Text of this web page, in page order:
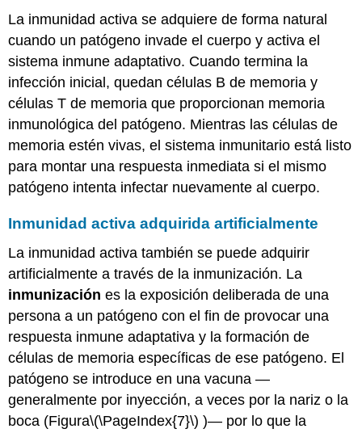
La inmunidad activa se adquiere de forma natural
cuando un patógeno invade el cuerpo y activa el
sistema inmune adaptativo. Cuando termina la
infección inicial, quedan células B de memoria y
células T de memoria que proporcionan memoria
inmunológica del patógeno. Mientras las células de
memoria estén vivas, el sistema inmunitario está listo
para montar una respuesta inmediata si el mismo
patógeno intenta infectar nuevamente al cuerpo.
Inmunidad activa adquirida artificialmente
La inmunidad activa también se puede adquirir
artificialmente a través de la inmunización. La
inmunización es la exposición deliberada de una
persona a un patógeno con el fin de provocar una
respuesta inmune adaptativa y la formación de
células de memoria específicas de ese patógeno. El
patógeno se introduce en una vacuna —
generalmente por inyección, a veces por la nariz o la
boca (Figura\(\PageIndex{7}\) )— por lo que la